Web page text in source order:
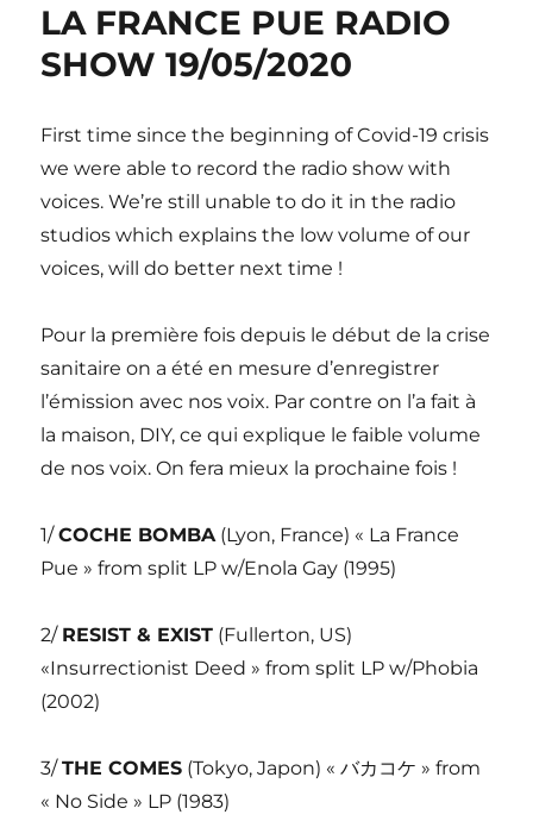
LA FRANCE PUE RADIO
SHOW 19/05/2020
First time since the beginning of Covid-19 crisis
we were able to record the radio show with
voices. We’re still unable to do it in the radio
studios which explains the low volume of our
voices, will do better next time !
Pour la première fois depuis le début de la crise
sanitaire on a été en mesure d’enregistrer
l’émission avec nos voix. Par contre on l’a fait à
la maison, DIY, ce qui explique le faible volume
de nos voix. On fera mieux la prochaine fois !
1/COCHE BOMBA (Lyon, France) « La France
Pue » from split LP w/Enola Gay (1995)
2/ RESIST & EXIST (Fullerton, US)
«Insurrectionist Deed » from split LP w/Phobia
(2002)
3/THE COMES (Tokyo, Japon) « バカコケ » from
« No Side » LP (1983)